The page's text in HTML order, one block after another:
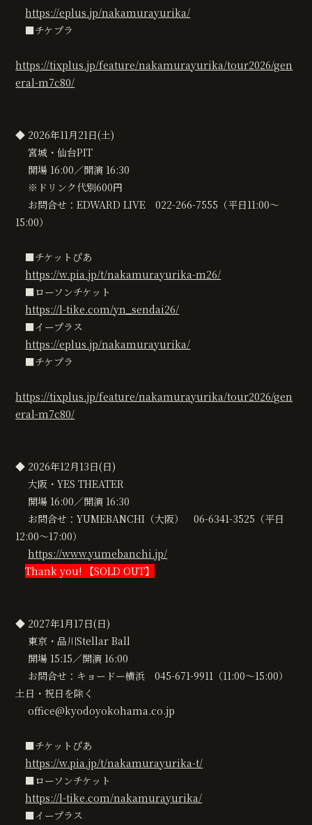
https://eplus.jp/nakamurayurika/
■チケプラ
https://tixplus.jp/feature/nakamurayurika/tour2026/gen
eral-m7c80/
◆ 2026年11月21日(土)
宮城・仙台PIT
開場 16:00／開演 16:30
※ドリンク代別600円
お問合せ：EDWARD LIVE 022-266-7555（平日11:00〜
15:00）
■チケットぴあ
https://w.pia.jp/t/nakamurayurika-m26/
■ローソンチケット
https://l-tike.com/yn_sendai26/
■イープラス
https://eplus.jp/nakamurayurika/
■チケプラ
https://tixplus.jp/feature/nakamurayurika/tour2026/gen
eral-m7c80/
◆ 2026年12月13日(日)
大阪・YES THEATER
開場 16:00／開演 16:30
お問合せ：YUMEBANCHI（大阪） 06-6341-3525（平日
12:00〜17:00）
https://www.yumebanchi.jp/
Thank you! 【SOLD OUT】
◆ 2027年1月17日(日)
東京・品川Stellar Ball
開場 15:15／開演 16:00
お問合せ：キョードー横浜 045-671-9911（11:00〜15:00）
土日・祝日を除く
office@kyodoyokohama.co.jp
■チケットぴあ
https://w.pia.jp/t/nakamurayurika-t/
■ローソンチケット
https://l-tike.com/nakamurayurika/
■イープラス